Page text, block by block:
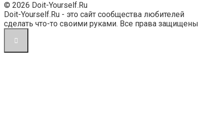
© 2026 Doit-Yourself.Ru
Doit-Yourself.Ru - это сайт сообщества любителей
сделать что-то своими руками. Все права защищены